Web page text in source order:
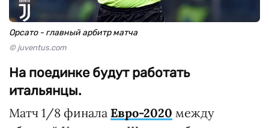
Орсато - главный арбитр матча
© juventus.com
На поединке будут работать
итальянцы.
Матч 1/8 финала Евро-2020 между